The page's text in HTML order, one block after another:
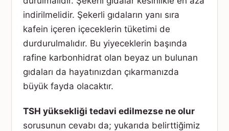
indirilmelidir. Şekerli gıdaların yanı sıra
kafein içeren içeceklerin tüketimi de
durdurulmalıdır. Bu yiyeceklerin başında
rafine karbonhidrat olan beyaz un bulunan
gıdaları da hayatınızdan çıkarmanızda
büyük fayda olacaktır.
TSH yüksekliği tedavi edilmezse ne olur
sorusunun cevabı da; yukarıda belirttiğimiz